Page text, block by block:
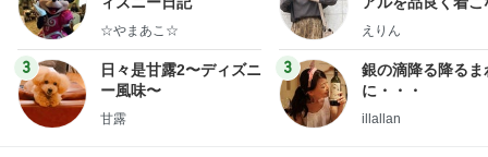
☆やまあこ☆
3
日々是甘露2〜ディズニ
ー風味〜
甘露
ファッションブロ
えりん
3
銀の滴降る降るま
に・・・
illallan